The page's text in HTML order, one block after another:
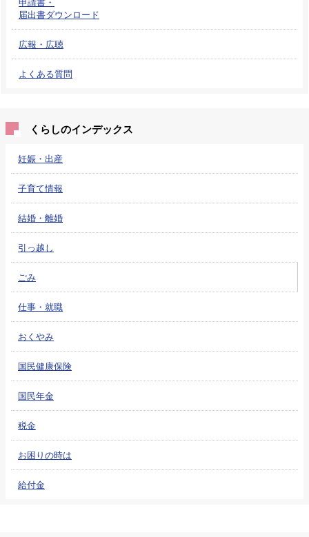
届出書ダウンロード
広報・広聴
よくある質問
くらしのインデックス
妊娠・出産
子育て情報
結婚・離婚
引っ越し
ごみ
仕事・就職
おくやみ
国民健康保険
国民年金
税金
お困りの時は
給付金